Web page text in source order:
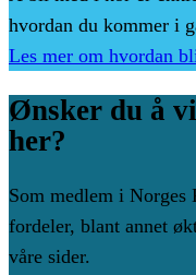
hvordan du kommer i
Les mer om hvordan
Ønsker du å
her?
Som medlem i
fordeler, blant annet
våre sider.